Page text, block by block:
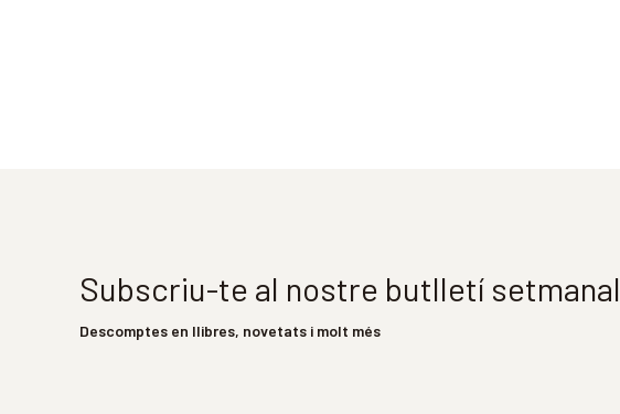
Subscriu-te al nostre butlletí setmanal
Descomptes en llibres, novetats i molt més